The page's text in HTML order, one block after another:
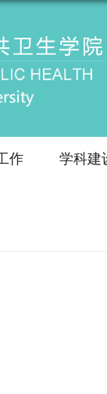
作 学科建